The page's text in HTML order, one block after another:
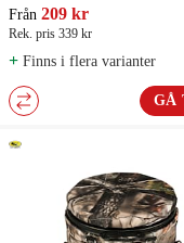
Från 209 kr
Rek. pris 339 kr
+ Finns i flera varianter
GÅ